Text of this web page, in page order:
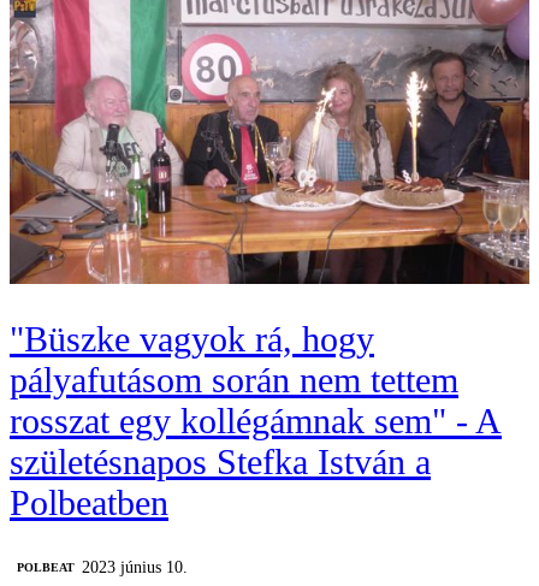
"Büszke vagyok rá, hogy
pályafutásom során nem tettem
rosszat egy kollégámnak sem" - A
születésnapos Stefka István a
Polbeatben
‎POLBEAT
2023 június 10.